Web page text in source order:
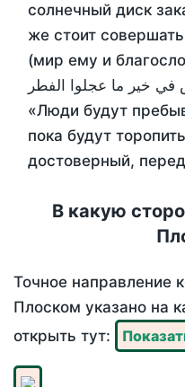
солнечный диск
же стоит
(мир ему и
في خير ما عجلوا الفطر
«Люди будут
пока будут
достоверный,
В какую
Точное направление
Плоском указано на
открыть тут: